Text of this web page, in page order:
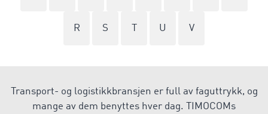
R S U V
Transport- og logistikkbransjen er full av faguttrykk, og
mange av dem benyttes hver dag. TIMOCOMs